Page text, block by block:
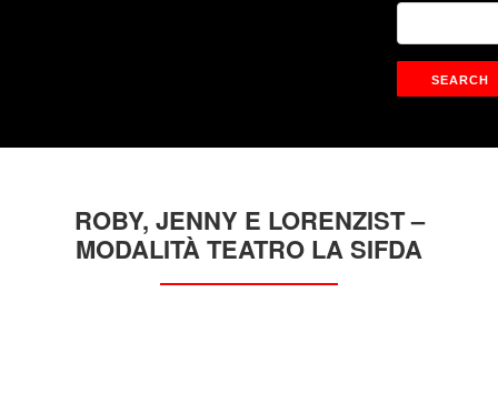
ROBY, JENNY E LORENZIST –
MODALITÀ TEATRO LA SIFDA